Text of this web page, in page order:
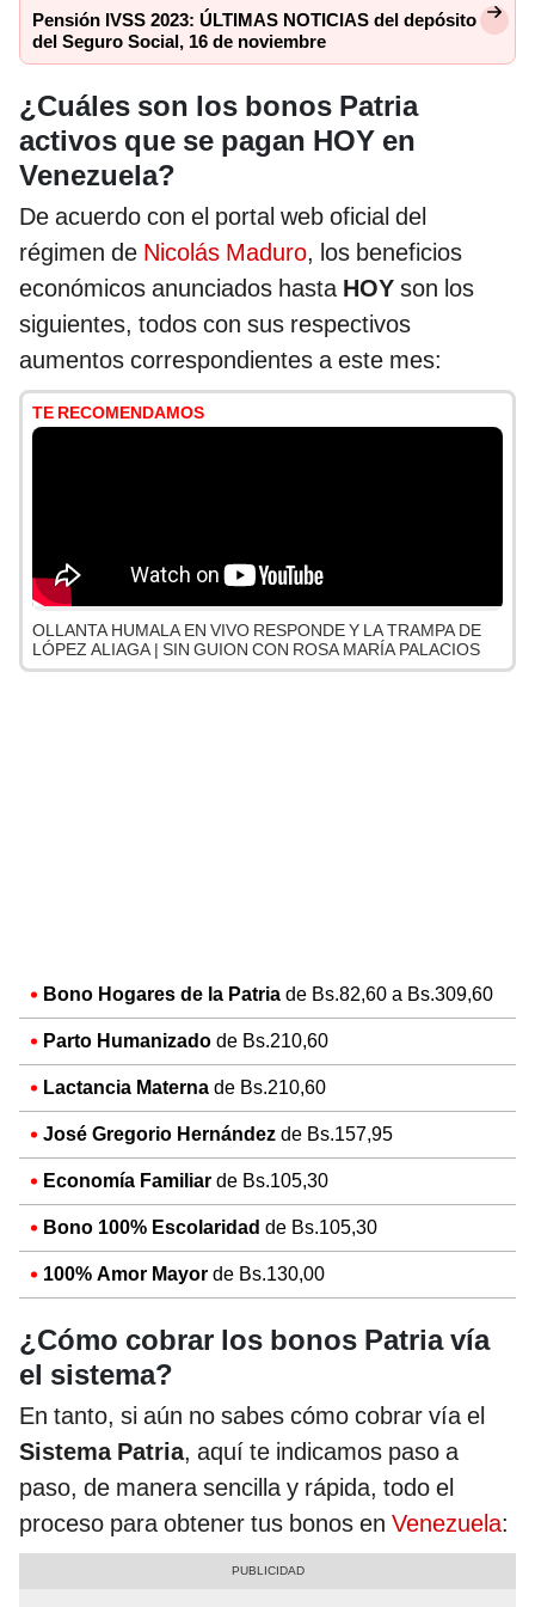
Pensión IVSS 2023: ÚLTIMAS NOTICIAS del depósito
del Seguro Social, 16 de noviembre
¿Cuáles son los bonos Patria
activos que se pagan HOY en
Venezuela?
De acuerdo con el portal web oficial del
régimen de Nicolás Maduro, los beneficios
económicos anunciados hasta HOY son los
siguientes, todos con sus respectivos
aumentos correspondientes a este mes:
TE RECOMENDAMOS
OLLANTA HUMALA EN VIVO RESPONDE Y LA TRAMPA DE
LÓPEZ ALIAGA | SIN GUION CON ROSA MARÍA PALACIOS
Bono Hogares de la Patria de Bs.82,60 a Bs.309,60
Parto Humanizado de Bs.210,60
Lactancia Materna de Bs.210,60
José Gregorio Hernández de Bs.157,95
Economía Familiar de Bs.105,30
Bono 100% Escolaridad de Bs.105,30
100% Amor Mayor de Bs.130,00
¿Cómo cobrar los bonos Patria vía
el sistema?
En tanto, si aún no sabes cómo cobrar vía el
Sistema Patria, aquí te indicamos paso a
paso, de manera sencilla y rápida, todo el
proceso para obtener tus bonos en Venezuela: